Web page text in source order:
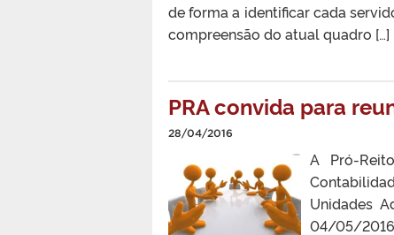
de forma a identificar cada
compreensão do atual quadro […]
PRA convida para
28/04/2016
A Pró-
Unidades
04/05/